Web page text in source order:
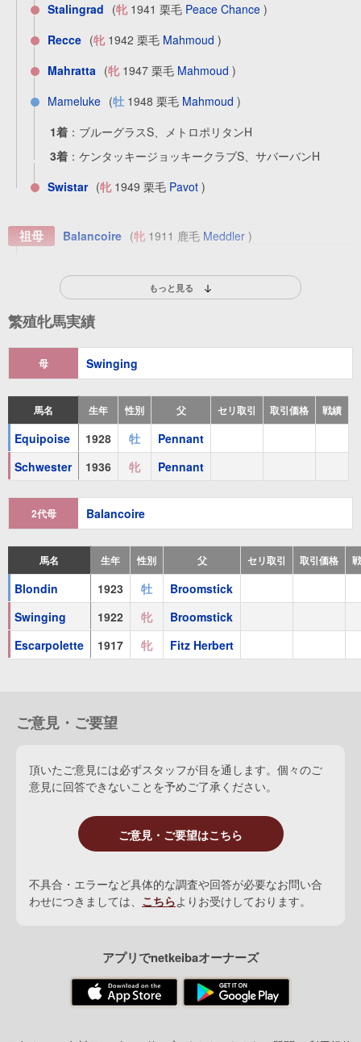
Stalingrad (牝1941 栗毛 Peace Chance )
Recce (牝1942 栗毛 Mahmoud )
Mahratta (牝1947 栗毛 Mahmoud )
Mameluke (牡 1948 栗毛 Mahmoud )
1着 ： ブルーグラスS、メトロポリタンH
3着 ： ケンタッキージョッキークラブS、サバーバンH
Swistar (牝1949 栗毛 Pavot )
祖母 Balancoire (牝 1911 鹿毛 Meddler )
Scarp (牝1932 鹿毛Rolled Stocking)
Perlette
Balance
(牝1919 鹿毛
Flutter (牝1923 鹿毛Pennant)
Swing On (牝1926 鹿毛Whisk Broom)
Blondin (牡1923 鹿毛Broomstick)
Distraction
Hilee
1928 鹿毛Mad Hatter
Flying Lee (牝1935 鹿毛Pennant)
もっと見る
繁殖牝馬実績
母 Swinging
馬名 生年 性別 父 セリ取引 取引価格 戦績
Equipoise 1928 牡
Pennant
Schwester
1936 牝 Pennant
2代母 Balancoire
馬名 生年 性別 父 セリ取引 取引価格
Blondin 1923 牡
Broomstick
Swinging
1922 牝
Broomstick
Escarpolette
1917 牝 Fitz Herbert
ご意見・ご要望
頂いたご意見には必ずスタッフが目を通します。個々のご
意見に回答できないことを予めご了承ください。
ご意見・ご要望はこちら
不具合・エラーなど具体的な調査や回答が必要なお問い合
わせにつきましては、 こちらよりお受けしております。
アプリでnetkeibaオーナーズ